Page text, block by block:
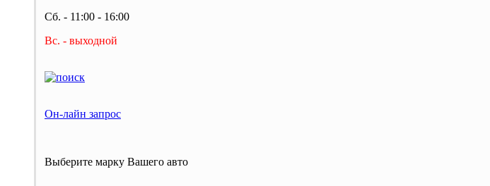
Сб. - 11:00 - 16:00
Вс. - выходной
Он-лайн запрос
Выберите марку Вашего авто